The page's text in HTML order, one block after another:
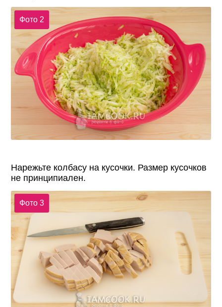
Фото 2
Нарежьте колбасу на кусочки. Размер кусочков
не принципиален.
Фото 3